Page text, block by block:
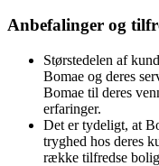
Anbefalinger og
Størstedelen af
Bomae og deres
Bomae til deres
erfaringer.
Det er tydeligt, at
tryghed hos deres
række tilfredse